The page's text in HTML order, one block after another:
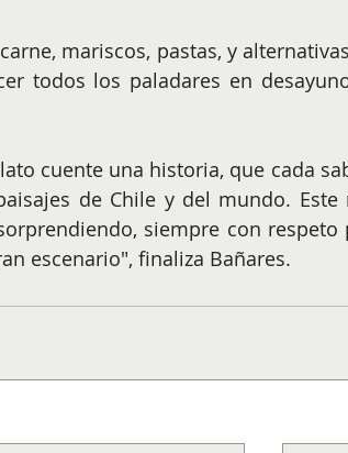
mariscos, pastas, y
todos los paladares en
cuente una historia, que cada
de Chile y del mundo. Este
siempre con
escenario", finaliza Bañares.